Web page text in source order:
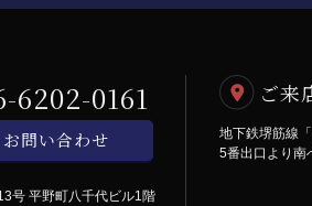
6202-0161
お問い合わせ
号 平野町八千代ビル1階
ご来
地下鉄堺筋線
5番出口より南